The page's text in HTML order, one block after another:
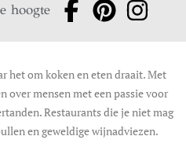
hoogte
het om koken en eten draait. Met
over mensen met een passie voor
Restaurants die je niet mag
en geweldige wijnadviezen.